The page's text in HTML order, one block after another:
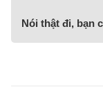
Nói thật đi, bạn